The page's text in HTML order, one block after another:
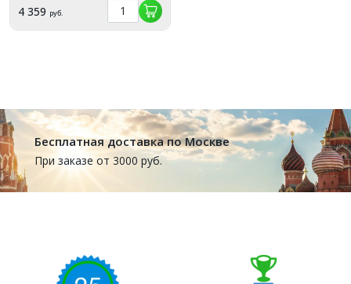
4 359 руб.
Бесплатная доставка по Москве
При заказе от 3000 руб.